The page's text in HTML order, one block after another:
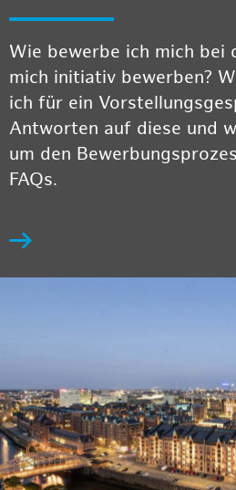
Wie bewerbe ich mich bei
mich initiativ bewerben?
ich für ein
Antworten auf diese und
um den
FAQs.